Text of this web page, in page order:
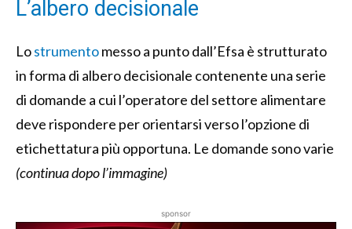
L’albero decisionale
Lostrumentomesso a punto dall’Efsa è strutturato
in forma di albero decisionale contenente una serie
di domande a cui l’operatore del settore alimentare
deve rispondere per orientarsi verso l’opzione di
etichettatura più opportuna. Le domande sono varie
(continua dopo l’immagine)
sponsor